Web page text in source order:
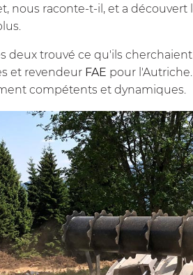
nous raconte-t-il, et a découvert
deux trouvé ce qu'ils
et revendeur FAE pour
compétents et dynamiques.